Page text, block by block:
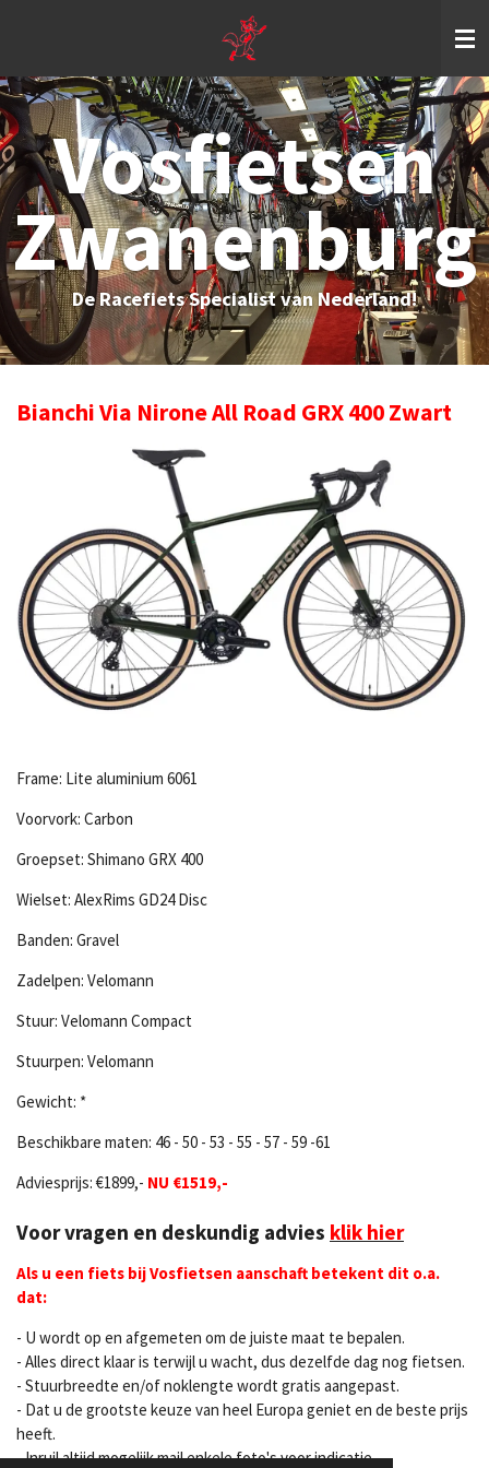
de
hoofdinhoud
Vosfietsen
Zwanenburg
De Racefiets Specialist van Nederland!
Bianchi Via Nirone All Road GRX 400 Zwart
Frame: Lite aluminium 6061
Voorvork: Carbon
Groepset: Shimano GRX 400
Wielset: AlexRims GD24 Disc
Banden: Gravel
Zadelpen: Velomann
Stuur: Velomann Compact
Stuurpen: Velomann
Gewicht: *
Beschikbare maten: 46 - 50 - 53 - 55 - 57 - 59 -61
Adviesprijs: €1899,- NU €1519,-
Voor vragen en deskundig advies klik hier
Als u een fiets bij Vosfietsen aanschaft betekent dit o.a.
dat:
- U wordt op en afgemeten om de juiste maat te bepalen.
- Alles direct klaar is terwijl u wacht, dus dezelfde dag nog fietsen.
- Stuurbreedte en/of noklengte wordt gratis aangepast.
- Dat u de grootste keuze van heel Europa geniet en de beste prijs
heeft.
- Inruil altijd mogelijk mail enkele foto's voor indicatie.